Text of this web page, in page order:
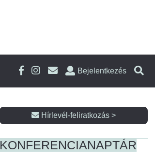
Bejelentkezés
Hírlevél-feliratkozás >
KONFERENCIANAPTÁR